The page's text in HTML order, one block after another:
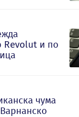
Revolut и по
чума